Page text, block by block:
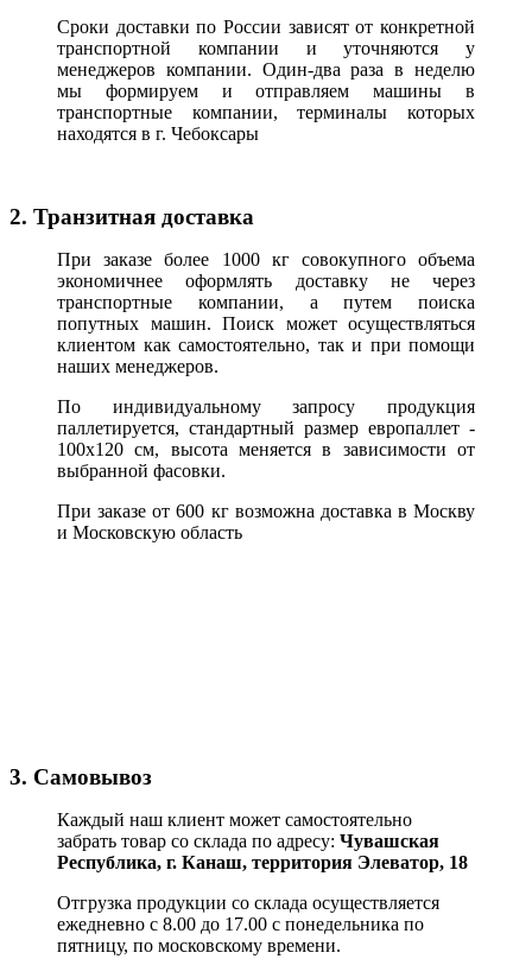
Сроки доставки по России зависят от конкретной
транспортной компании и уточняются у
менеджеров компании. Один-два раза в неделю
мы формируем и отправляем машины в
транспортные компании, терминалы которых
находятся в г. Чебоксары
2. Транзитная доставка
При заказе более 1000 кг совокупного объема
экономичнее оформлять доставку не через
транспортные компании, а путем поиска
попутных машин. Поиск может осуществляться
клиентом как самостоятельно, так и при помощи
наших менеджеров.
По индивидуальному запросу продукция
паллетируется, стандартный размер европаллет -
100х120 см, высота меняется в зависимости от
выбранной фасовки.
При заказе от 600 кг возможна доставка в Москву
и Московскую область
3. Самовывоз
Каждый наш клиент может самостоятельно
забрать товар со склада по адресу: Чувашская
Республика, г. Канаш, территория Элеватор, 18
Отгрузка продукции со склада осуществляется
ежедневно с 8.00 до 17.00 с понедельника по
пятницу, по московскому времени.